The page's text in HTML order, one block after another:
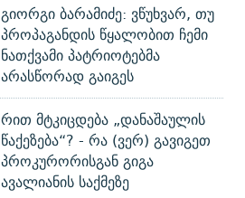
გიორგი ბარამიძე: ვწუხვარ, თუ
პროპაგანდის წყალობით ჩემი
ნათქვამი პატრიოტებმა
არასწორად გაიგეს
რით მტკიცდება „დანაშაულის
წაქეზება“? - რა (ვერ) გავიგეთ
პროკურორისგან გიგა
ავალიანის საქმეზე